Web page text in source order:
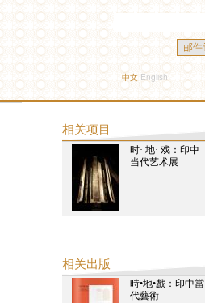
中文 English
相关项目
时· 地· 戏：印中
当代艺术展
相关出版
時•地•戲：印中當
代藝術